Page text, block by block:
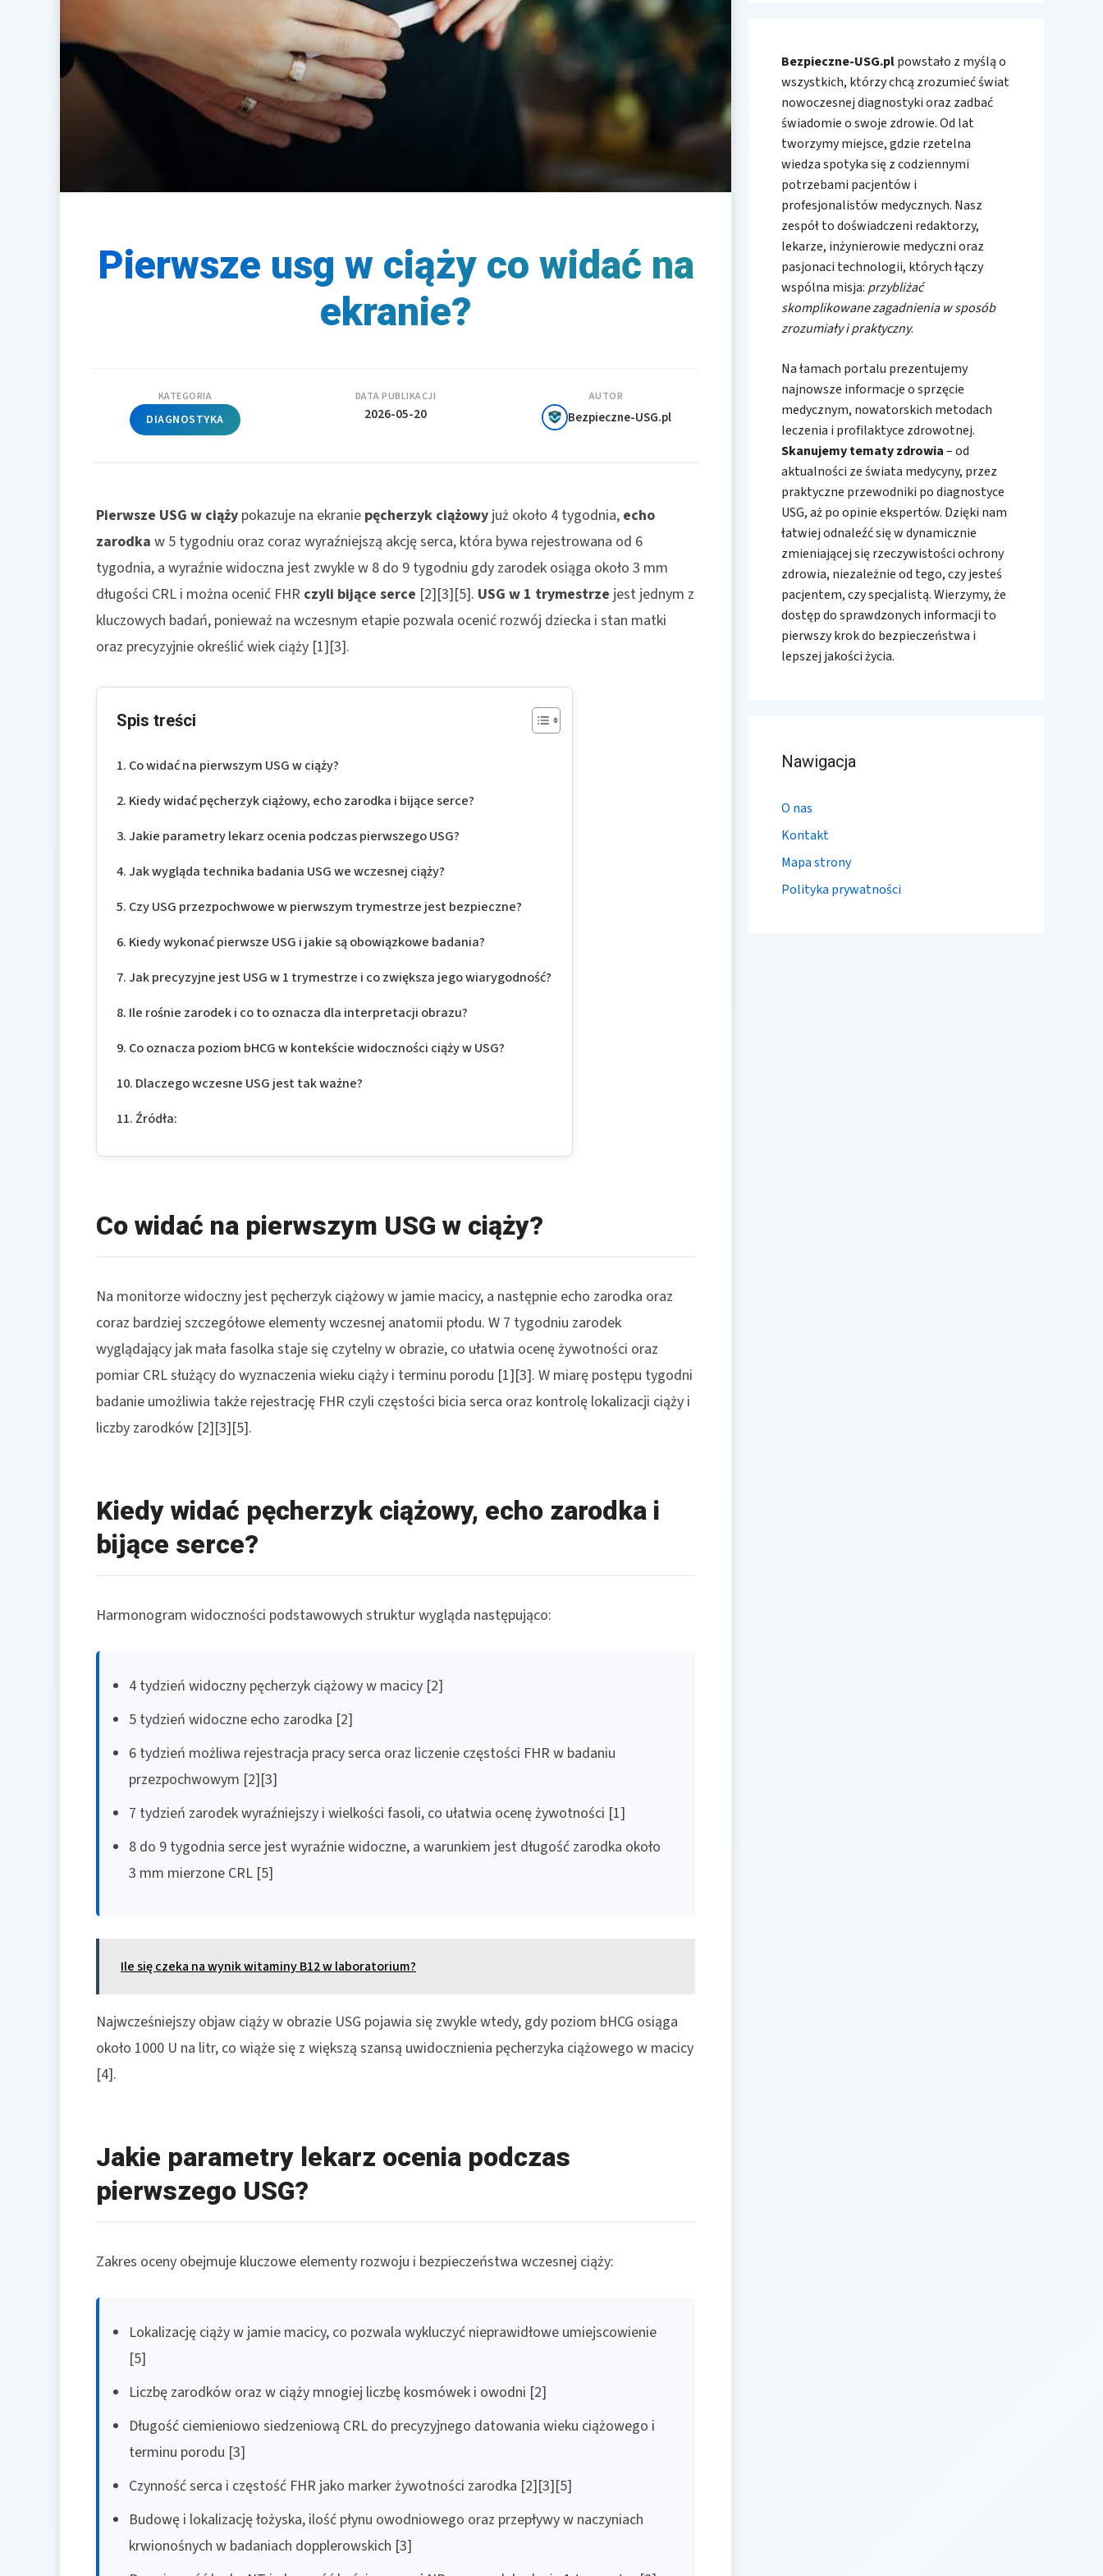
Pierwsze usg w ciąży co widać na
ekranie?
KATEGORIA
DIAGNOSTYKA
DATA PUBLIKACJI
2026-05-20
AUTOR
Bezpieczne-USG.pl
Pierwsze USG w ciąży pokazuje na ekranie pęcherzyk ciążowy już około 4 tygodnia, echo
zarodka w 5 tygodniu oraz coraz wyraźniejszą akcję serca, która bywa rejestrowana od 6
tygodnia, a wyraźnie widoczna jest zwykle w 8 do 9 tygodniu gdy zarodek osiąga około 3 mm
długości CRL i można ocenić FHR czyli bijące serce [2][3][5]. USG w 1 trymestrze jest jednym z
kluczowych badań, ponieważ na wczesnym etapie pozwala ocenić rozwój dziecka i stan matki
oraz precyzyjnie określić wiek ciąży [1][3].
Spis treści
Co widać na pierwszym USG w ciąży?
Kiedy widać pęcherzyk ciążowy, echo zarodka i bijące serce?
Jakie parametry lekarz ocenia podczas pierwszego USG?
Jak wygląda technika badania USG we wczesnej ciąży?
Czy USG przezpochwowe w pierwszym trymestrze jest bezpieczne?
Kiedy wykonać pierwsze USG i jakie są obowiązkowe badania?
Jak precyzyjne jest USG w 1 trymestrze i co zwiększa jego wiarygodność?
Ile rośnie zarodek i co to oznacza dla interpretacji obrazu?
Co oznacza poziom bHCG w kontekście widoczności ciąży w USG?
Dlaczego wczesne USG jest tak ważne?
Źródła:
Co widać na pierwszym USG w ciąży?
Na monitorze widoczny jest pęcherzyk ciążowy w jamie macicy, a następnie echo zarodka oraz
coraz bardziej szczegółowe elementy wczesnej anatomii płodu. W 7 tygodniu zarodek
wyglądający jak mała fasolka staje się czytelny w obrazie, co ułatwia ocenę żywotności oraz
pomiar CRL służący do wyznaczenia wieku ciąży i terminu porodu [1][3]. W miarę postępu tygodni
badanie umożliwia także rejestrację FHR czyli częstości bicia serca oraz kontrolę lokalizacji ciąży i
liczby zarodków [2][3][5].
Kiedy widać pęcherzyk ciążowy, echo zarodka i
bijące serce?
Harmonogram widoczności podstawowych struktur wygląda następująco:
4 tydzień widoczny pęcherzyk ciążowy w macicy [2]
5 tydzień widoczne echo zarodka [2]
6 tydzień możliwa rejestracja pracy serca oraz liczenie częstości FHR w badaniu
przezpochwowym [2][3]
7 tydzień zarodek wyraźniejszy i wielkości fasoli, co ułatwia ocenę żywotności [1]
8 do 9 tygodnia serce jest wyraźnie widoczne, a warunkiem jest długość zarodka około
3 mm mierzone CRL [5]
Ile się czeka na wynik witaminy B12 w laboratorium?
Najwcześniejszy objaw ciąży w obrazie USG pojawia się zwykle wtedy, gdy poziom bHCG osiąga
około 1000 U na litr, co wiąże się z większą szansą uwidocznienia pęcherzyka ciążowego w macicy
[4].
Jakie parametry lekarz ocenia podczas
pierwszego USG?
Zakres oceny obejmuje kluczowe elementy rozwoju i bezpieczeństwa wczesnej ciąży:
Lokalizację ciąży w jamie macicy, co pozwala wykluczyć nieprawidłowe umiejscowienie
[5]
Liczbę zarodków oraz w ciąży mnogiej liczbę kosmówek i owodni [2]
Długość ciemieniowo siedzeniową CRL do precyzyjnego datowania wieku ciążowego i
terminu porodu [3]
Czynność serca i częstość FHR jako marker żywotności zarodka [2][3][5]
Budowę i lokalizację łożyska, ilość płynu owodniowego oraz przepływy w naczyniach
krwionośnych w badaniach dopplerowskich [3]
Bezpieczne-USG.plpowstało z myślą o
wszystkich, którzy chcą zrozumieć świat
nowoczesnej diagnostyki oraz zadbać
świadomie o swoje zdrowie. Od lat
tworzymy miejsce, gdzie rzetelna
wiedza spotyka się z codziennymi
potrzebami pacjentów i
profesjonalistów medycznych. Nasz
zespół to doświadczeni redaktorzy,
lekarze, inżynierowie medyczni oraz
pasjonaci technologii, których łączy
wspólna misja: przybliżać
skomplikowane zagadnienia w sposób
zrozumiały i praktyczny.
Na łamach portalu prezentujemy
najnowsze informacje o sprzęcie
medycznym, nowatorskich metodach
leczenia i profilaktyce zdrowotnej.
Skanujemy tematy zdrowia– od
aktualności ze świata medycyny, przez
praktyczne przewodniki po diagnostyce
USG, aż po opinie ekspertów. Dzięki nam
łatwiej odnaleźć się w dynamicznie
zmieniającej się rzeczywistości ochrony
zdrowia, niezależnie od tego, czy jesteś
pacjentem, czy specjalistą. Wierzymy, że
dostęp do sprawdzonych informacji to
pierwszy krok do bezpieczeństwa i
lepszej jakości życia.
Nawigacja
O nas
Kontakt
Mapa strony
Polityka prywatności